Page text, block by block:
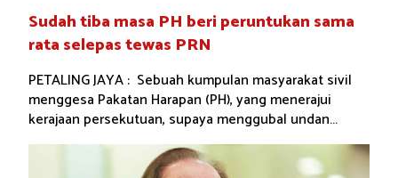
Sudah tiba masa PH beri peruntukan sama
rata selepas tewas PRN
PETALING JAYA : Sebuah kumpulan masyarakat sivil
menggesa Pakatan Harapan (PH), yang menerajui
kerajaan persekutuan, supaya menggubal undan...